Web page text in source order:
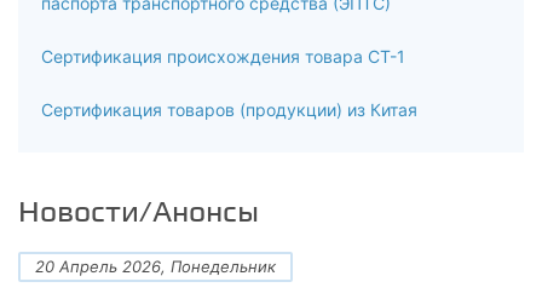
Сертификация происхождения товара СТ-1
Сертификация товаров (продукции) из Китая
Новости/Анонсы
20 Апрель 2026, Понедельник